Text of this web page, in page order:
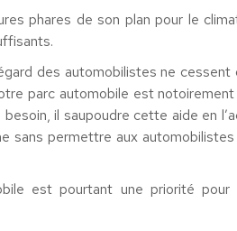
phares de son plan pour le
des automobilistes ne
parc automobile est
il saupoudre cette aide en
sans permettre aux
est pourtant une priorité